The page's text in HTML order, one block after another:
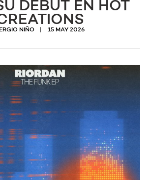
DEBUT EN HOT
NIÑO 15 MAY 2026